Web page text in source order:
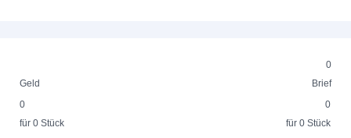
0
Geld
Brief
0
für 0 Stück
0
für 0 Stück